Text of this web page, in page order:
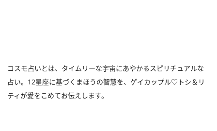
コスモ占いとは、タイムリーな宇宙にあやかるスピリチュアルな
占い。12星座に基づくまほうの智慧を、ゲイカップル♡トシ＆リ
ティが愛をこめてお伝えします。